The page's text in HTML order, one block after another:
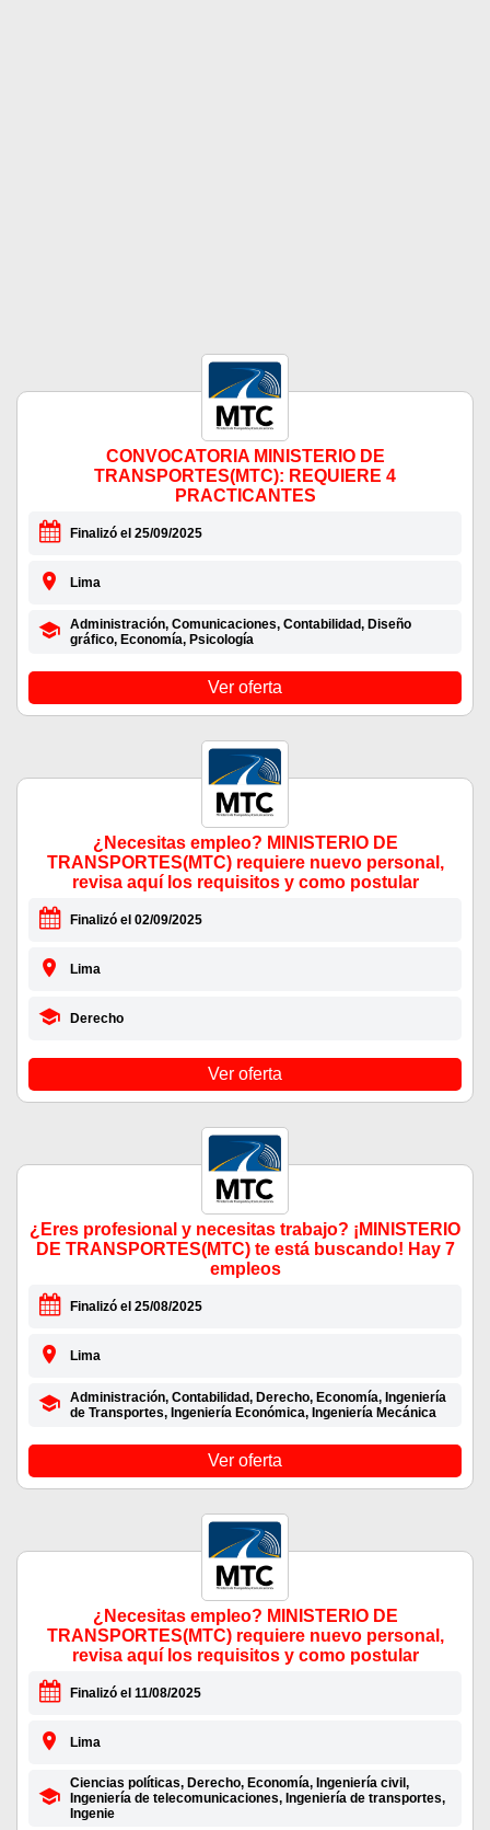
CONVOCATORIA MINISTERIO DE
TRANSPORTES(MTC): REQUIERE 4
PRACTICANTES
Finalizó el 25/09/2025
Lima
Administración, Comunicaciones, Contabilidad, Diseño
gráfico, Economía, Psicología
Ver oferta
¿Necesitas empleo? MINISTERIO DE
TRANSPORTES(MTC) requiere nuevo personal,
revisa aquí los requisitos y como postular
Finalizó el 02/09/2025
Lima
Derecho
Ver oferta
¿Eres profesional y necesitas trabajo? ¡MINISTERIO
DE TRANSPORTES(MTC) te está buscando! Hay 7
empleos
Finalizó el 25/08/2025
Lima
Administración, Contabilidad, Derecho, Economía, Ingeniería
de Transportes, Ingeniería Económica, Ingeniería Mecánica
Ver oferta
¿Necesitas empleo? MINISTERIO DE
TRANSPORTES(MTC) requiere nuevo personal,
revisa aquí los requisitos y como postular
Finalizó el 11/08/2025
Lima
Ciencias políticas, Derecho, Economía, Ingeniería civil,
Ingeniería de telecomunicaciones, Ingeniería de transportes,
Ingenie